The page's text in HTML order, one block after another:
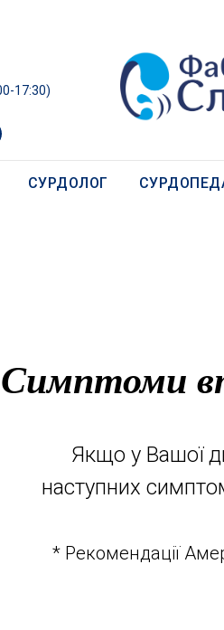
17:30)
СУРДОЛОГ
Симптоми
Якщо у Вашої
наступних
* Рекомендації